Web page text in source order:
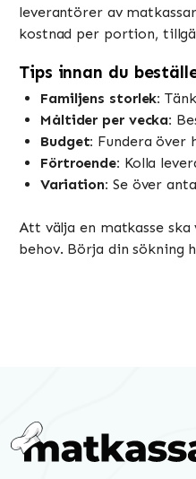
leverantörer av
kostnad per portion,
Tips innan du
Familjens storlek:
Måltider per vecka:
Budget: Fundera över
Förtroende: Kolla
Variation: Se över
Att välja en matkasse
behov. Börja din sökning